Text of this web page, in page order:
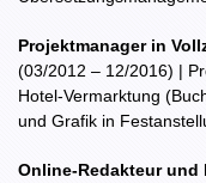
Projektmanager in
(03/2012 – 12/2016) |
Hotel-Vermarktung
und Grafik in
Online-Redakteur und